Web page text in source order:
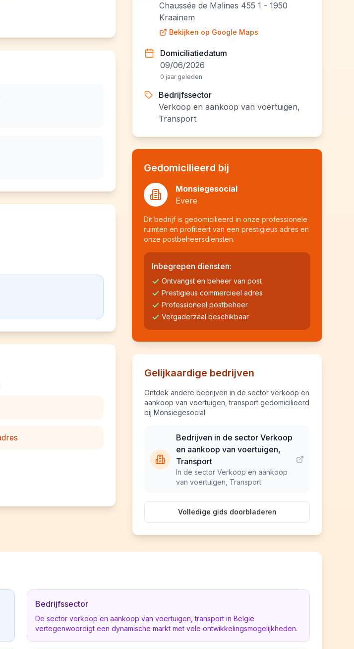
Chaussée de Malines 455 1 - 1950
Kraainem
Bekijken op Google Maps
Domiciliatiedatum
09/06/2026
0 jaar geleden
Bedrijfssector
Verkoop en aankoop van voertuigen,
Transport
Gedomicilieerd bij
Monsiegesocial
Evere
Dit bedrijf is gedomicilieerd in onze professionele
ruimten en profiteert van een prestigieus adres en
onze postbeheersdiensten.
Inbegrepen diensten:
Ontvangst en beheer van post
Prestigieus commercieel adres
Professioneel postbeheer
Vergaderzaal beschikbaar
Gelijkaardige bedrijven
Ontdek andere bedrijven in de sector verkoop en
aankoop van voertuigen, transport gedomicilieerd
bij Monsiegesocial
Bedrijven in de sector Verkoop
en aankoop van voertuigen,
Transport
In de sector Verkoop en aankoop
van voertuigen, Transport
Volledige gids doorbladeren
Bedrijfssector
De sector verkoop en aankoop van voertuigen, transport in België
vertegenwoordigt een dynamische markt met vele ontwikkelingsmogelijkheden.